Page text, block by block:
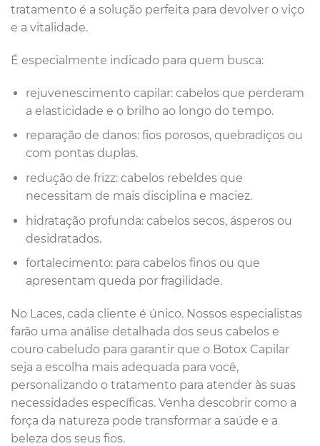
tratamento é a solução perfeita para devolver o viço
e a vitalidade.
É especialmente indicado para quem busca:
rejuvenescimento capilar: cabelos que perderam
a elasticidade e o brilho ao longo do tempo.
reparação de danos: fios porosos, quebradiços ou
com pontas duplas.
redução de frizz: cabelos rebeldes que
necessitam de mais disciplina e maciez.
hidratação profunda: cabelos secos, ásperos ou
desidratados.
fortalecimento: para cabelos finos ou que
apresentam queda por fragilidade.
No Laces, cada cliente é único. Nossos especialistas
farão uma análise detalhada dos seus cabelos e
couro cabeludo para garantir que o Botox Capilar
seja a escolha mais adequada para você,
personalizando o tratamento para atender às suas
necessidades específicas. Venha descobrir como a
força da natureza pode transformar a saúde e a
beleza dos seus fios.